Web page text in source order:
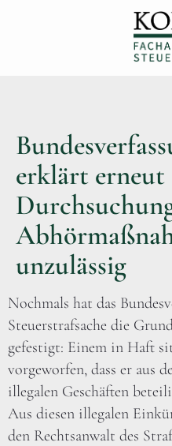
erklärt erneut
unzulässig
Nochmals hat das
Steuerstrafsache die
gefestigt: Einem in Haft
vorgeworfen, dass er aus
illegalen Geschäften
Aus diesen illegalen
den Rechtsanwalt des